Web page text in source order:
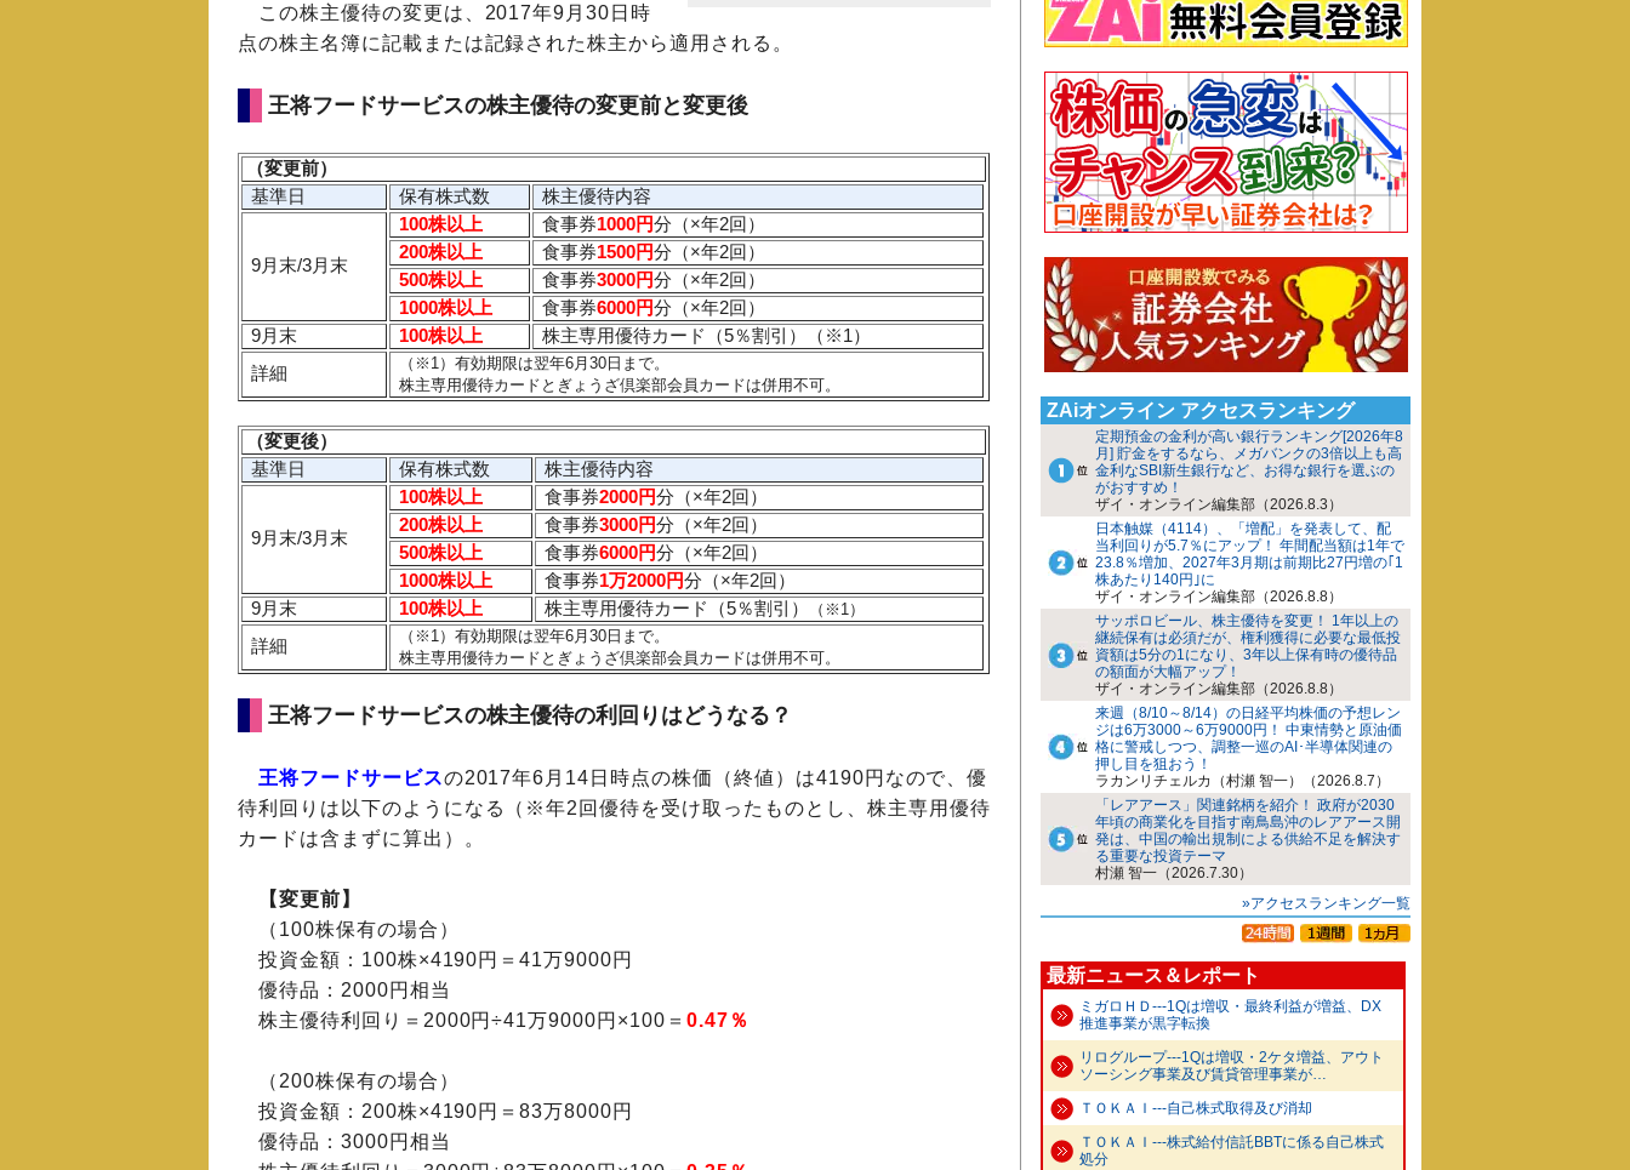
この株主優待の変更は、2017年9月30日時
点の株主名簿に記載または記録された株主から適用される。
王将フードサービスの株主優待の変更前と変更後
（変更前）
基準日
保有株式数 株主優待内容
9月末/3月末
100株以上 食事券1000円分（×年2回）
200株以上
食事券1500円分（×年2回）
500株以上 食事券3000円分（×年2回）
1000株以上 食事券6000円分（×年2回）
9月末
100株以上 株主専用優待カード（5％割引）
（※1）
詳細
（※1）有効期限は翌年6月30日まで。
株主専用優待カードとぎょうざ倶楽部会員カードは併用不可。
（変更後）
基準日
保有株式数 株主優待内容
9月末/3月末
100株以上 食事券2000円分（×年2回）
200株以上
食事券3000円分（×年2回）
500株以上 食事券6000円分（×年2回）
1000株以上 食事券1万2000円分（×年2回）
9月末
100株以上 株主専用優待カード（5％割引） （※1）
詳細
（※1）有効期限は翌年6月30日まで。
株主専用優待カードとぎょうざ倶楽部会員カードは併用不可。
王将フードサービスの株主優待の利回りはどうなる？
王将フードサービスの2017年6月14日時点の株価（終値）は4190円なので、優
待利回りは以下のようになる（※年2回優待を受け取ったものとし、株主専用優待
カードは含まずに算出）。
【変更前】
（100株保有の場合）
投資金額：100株×4190円＝41万9000円
優待品：2000円相当
株主優待利回り＝2000円÷41万9000円×100＝ 0.47％
（200株保有の場合）
投資金額：200株×4190円＝83万8000円
優待品：3000円相当
ZAiオンライン アクセスランキング
定期預金の金利が高い銀行ランキング[2026年8
月] 貯金をするなら、メガバンクの3倍以上も高
金利なSBI新生銀行など、お得な銀行を選ぶの
がおすすめ！
ザイ・オンライン編集部（2026.8.3）
日本触媒（4114）、「増配」を発表して、配
当利回りが5.7％にアップ！ 年間配当額は1年で
23.8％増加、2027年3月期は前期比27円増の｢1
株あたり140円｣に
ザイ・オンライン編集部（2026.8.8）
サッポロビール、株主優待を変更！ 1年以上の
継続保有は必須だが、権利獲得に必要な最低投
資額は5分の1になり、3年以上保有時の優待品
の額面が大幅アップ！
ザイ・オンライン編集部（2026.8.8）
来週（8/10～8/14）の日経平均株価の予想レン
ジは6万3000～6万9000円！ 中東情勢と原油価
格に警戒しつつ、調整一巡のAI･半導体関連の
押し目を狙おう！
ラカンリチェルカ（村瀬 智一）（2026.8.7）
「レアアース」関連銘柄を紹介！ 政府が2030
年頃の商業化を目指す南鳥島沖のレアアース開
発は、中国の輸出規制による供給不足を解決す
る重要な投資テーマ
村瀬 智一（2026.7.30）
»アクセスランキング一覧
最新ニュース＆レポート
ミガロＨＤ---1Qは増収・最終利益が増益、DX
推進事業が黒字転換
リログループ---1Qは増収・2ケタ増益、アウト
ソーシング事業及び賃貸管理事業が…
ＴＯＫＡＩ---自己株式取得及び消却
ＴＯＫＡＩ---株式給付信託BBTに係る自己株式
処分